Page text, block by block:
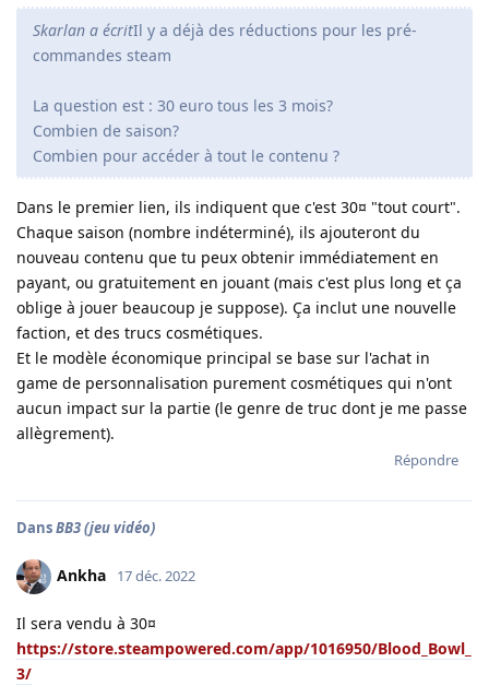
Skarlan a écritIl y a déjà des réductions pour les pré-
commandes steam
La question est : 30 euro tous les 3 mois?
Combien de saison?
Combien pour accéder à tout le contenu ?
Dans le premier lien, ils indiquent que c'est 30¤ "tout court".
Chaque saison (nombre indéterminé), ils ajouteront du
nouveau contenu que tu peux obtenir immédiatement en
payant, ou gratuitement en jouant (mais c'est plus long et ça
oblige à jouer beaucoup je suppose). Ça inclut une nouvelle
faction, et des trucs cosmétiques.
Et le modèle économique principal se base sur l'achat in
game de personnalisation purement cosmétiques qui n'ont
aucun impact sur la partie (le genre de truc dont je me passe
allègrement).
Répondre
DansBB3 (jeu vidéo)
Ankha 17 déc. 2022
Il sera vendu à 30¤
https://store.steampowered.com/app/1016950/Blood_Bowl_
3/